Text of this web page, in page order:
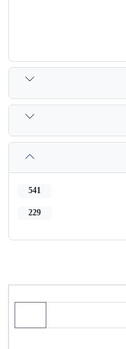
541
229